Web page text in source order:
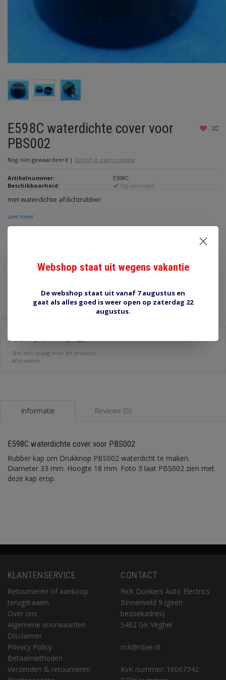
E598C waterdichte cover voor
PBS002
Nog niet gewaardeerd | Schrijf je eigen review
Artikelnummer:
E598C
Beschikbaarheid:
Op voorraad
met waterdichte afdichtrubber
Lees meer
Delen:
- Stel een vraag over dit product
- Afdrukken
Informatie Reviews (0)
E598C waterdichte cover voor PBS002
Rubber kap om Drukknop PBS002 waterdicht te maken.
Diameter 33 mm. Hoogte 18 mm. Foto 3 laat PBS002 zien met
deze kap erop.
KLANTENSERVICE
Retourneren of aankoop
terugdraaien
Over ons
Algemene voorwaarden
Disclaimer
Privacy Policy
Betaalmethoden
Verzenden & retourneren
CONTACT
Rick Donkers Auto Electrics
Binnenveld 9 (geen
bezoekadres)
5462 GK Veghel
rick@rdae.nl
KvK nummer: 16067342
Webshop staat uit wegens vakantie
De webshop staat uit vanaf 7 augustus en
gaat als alles goed is weer open op zaterdag 22
augustus.